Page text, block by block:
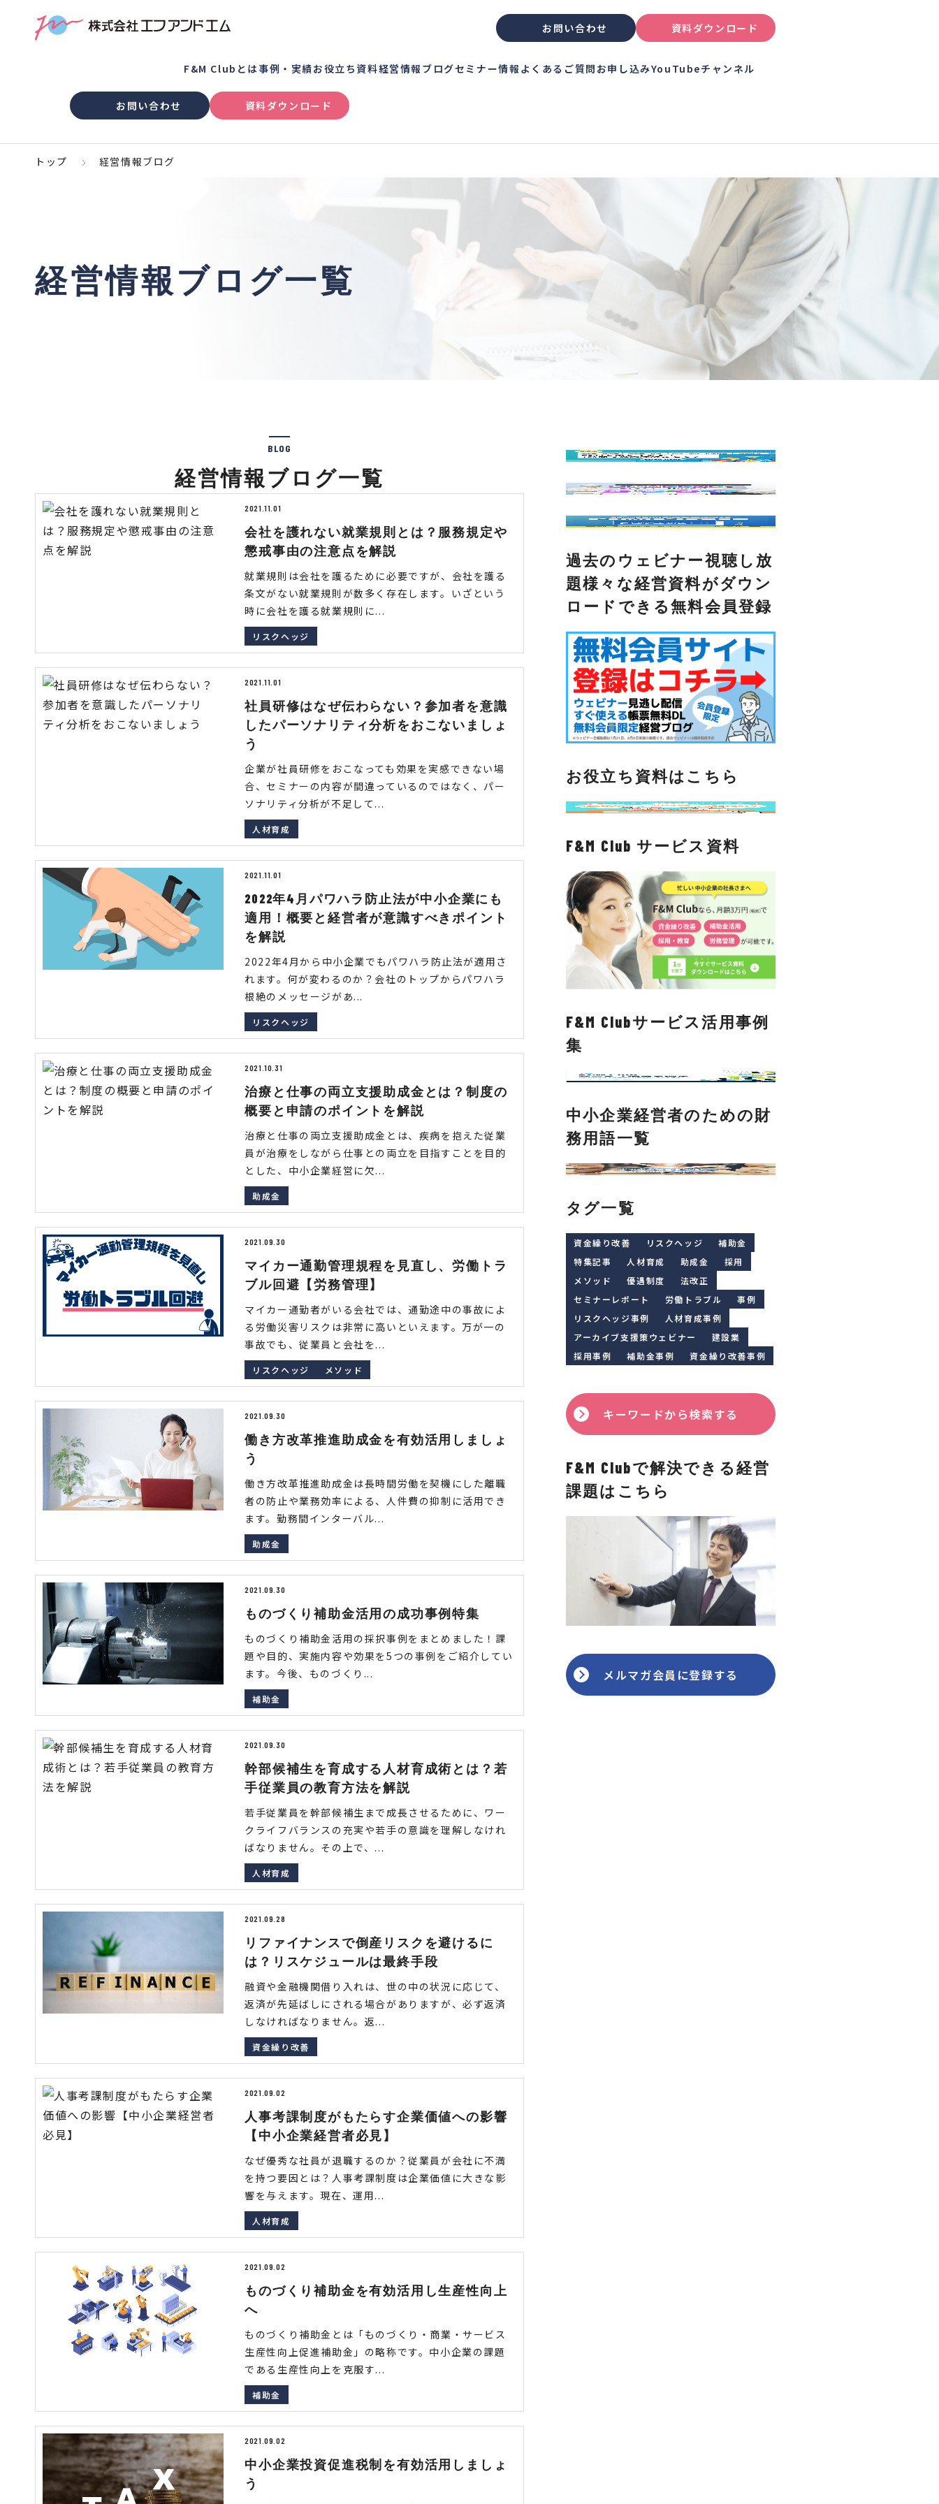
お問い合わせ 資料ダウンロード
F&M Clubとは事例・実績お役立ち資料経営情報ブログセミナー情報よくあるご質問 お申し込みYouTubeチャンネル
お問い合わせ 資料ダウンロード
トップ 経営情報ブログ
経営情報ブログ一覧
BLOG
経営情報ブログ一覧
2021.11.01
会社を護れない就業規則とは？服務規定や
懲戒事由の注意点を解説
就業規則は会社を護るために必要ですが、会社を護る
条文がない就業規則が数多く存在します。いざという
時に会社を護る就業規則に...
リスクヘッジ
2021.11.01
社員研修はなぜ伝わらない？参加者を意識
したパーソナリティ分析をおこないましょ
う
企業が社員研修をおこなっても効果を実感できない場
合、セミナーの内容が間違っているのではなく、パー
ソナリティ分析が不足して...
人材育成
2021.11.01
2022年4月パワハラ防止法が中小企業にも
適用！概要と経営者が意識すべきポイント
を解説
2022年4月から中小企業でもパワハラ防止法が適用さ
れます。何が変わるのか？会社のトップからパワハラ
根絶のメッセージがあ...
リスクヘッジ
2021.10.31
治療と仕事の両立支援助成金とは？制度の
概要と申請のポイントを解説
治療と仕事の両立支援助成金とは、疾病を抱えた従業
員が治療をしながら仕事との両立を目指すことを目的
とした、中小企業経営に欠...
助成金
2021.09.30
マイカー通勤管理規程を見直し、労働トラ
ブル回避【労務管理】
マイカー通勤者がいる会社では、通勤途中の事故によ
る労働災害リスクは非常に高いといえます。万が一の
事故でも、従業員と会社を...
リスクヘッジ メソッド
2021.09.30
働き方改革推進助成金を有効活用しましょ
う
働き方改革推進助成金は長時間労働を契機にした離職
者の防止や業務効率による、人件費の抑制に活用でき
ます。勤務間インターバル...
助成金
2021.09.30
ものづくり補助金活用の成功事例特集
ものづくり補助金活用の採択事例をまとめました！課
題や目的、実施内容や効果を5つの事例をご紹介してい
ます。今後、ものづくり...
補助金
2021.09.30
幹部候補生を育成する人材育成術とは？若
手従業員の教育方法を解説
若手従業員を幹部候補生まで成長させるために、ワー
クライフバランスの充実や若手の意識を理解しなけれ
ばなりません。その上で、...
人材育成
2021.09.28
リファイナンスで倒産リスクを避けるに
は？リスケジュールは最終手段
融資や金融機関借り入れは、世の中の状況に応じて、
返済が先延ばしにされる場合がありますが、必ず返済
しなければなりません。返...
資金繰り改善
2021.09.02
人事考課制度がもたらす企業価値への影響
【中小企業経営者必見】
なぜ優秀な社員が退職するのか？従業員が会社に不満
を持つ要因とは？人事考課制度は企業価値に大きな影
響を与えます。現在、運用...
人材育成
2021.09.02
ものづくり補助金を有効活用し生産性向上
へ
ものづくり補助金とは「ものづくり・商業・サービス
生産性向上促進補助金」の略称です。中小企業の課題
である生産性向上を克服す...
補助金
2021.09.02
中小企業投資促進税制を有効活用しましょ
う
過去のウェビナー視聴し放
題様々な経営資料がダウン
ロードできる無料会員登録
お役立ち資料はこちら
F&M Club サービス資料
F&M Clubサービス活用事例
集
中小企業経営者のための財
務用語一覧
タグ一覧
資金繰り改善 リスクヘッジ
補助金
特集記事
人材育成 助成金
採用
メソッド
優遇制度
法改正
セミナーレポート
労働トラブル
事例
リスクヘッジ事例
人材育成事例
アーカイブ支援策ウェビナー
建設業
採用事例
補助金事例 資金繰り改善事例
キーワードから検索する
F&M Clubで解決できる経営
課題はこちら
メルマガ会員に登録する